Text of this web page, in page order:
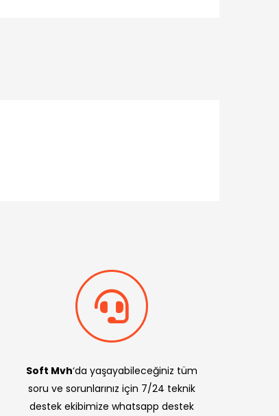
Soft Mvh‘da yaşayabileceğiniz tüm
soru ve sorunlarınız için 7/24 teknik
destek ekibimize whatsapp destek